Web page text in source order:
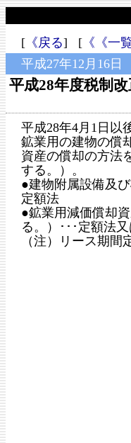
[《戻る] [《《一
平成27年12月16日
平成28年度税制
平成28年4月1日以
鉱業用の建物の償
資産の償却の方法
する。）。
●建物附属設備及
定額法
●鉱業用減価償却
る。）･･･定額法
（注）リース期間